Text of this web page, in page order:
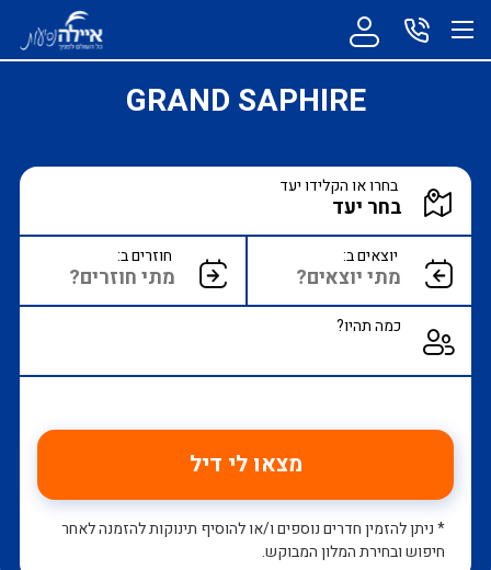
GRAND SAPHIRE
בחרו או הקלידו יעדהקלד יעד או עבור לכפתור הבא לבחירת יעדהצג רשימת יעדים לבחירה
יוצאים ב: חוזרים ב:
כמה תהיו?
מצאו לי דיל
* ניתן להזמין חדרים נוספים ו/או להוסיף תינוקות להזמנה לאחר
חיפוש ובחירת המלון המבוקש.